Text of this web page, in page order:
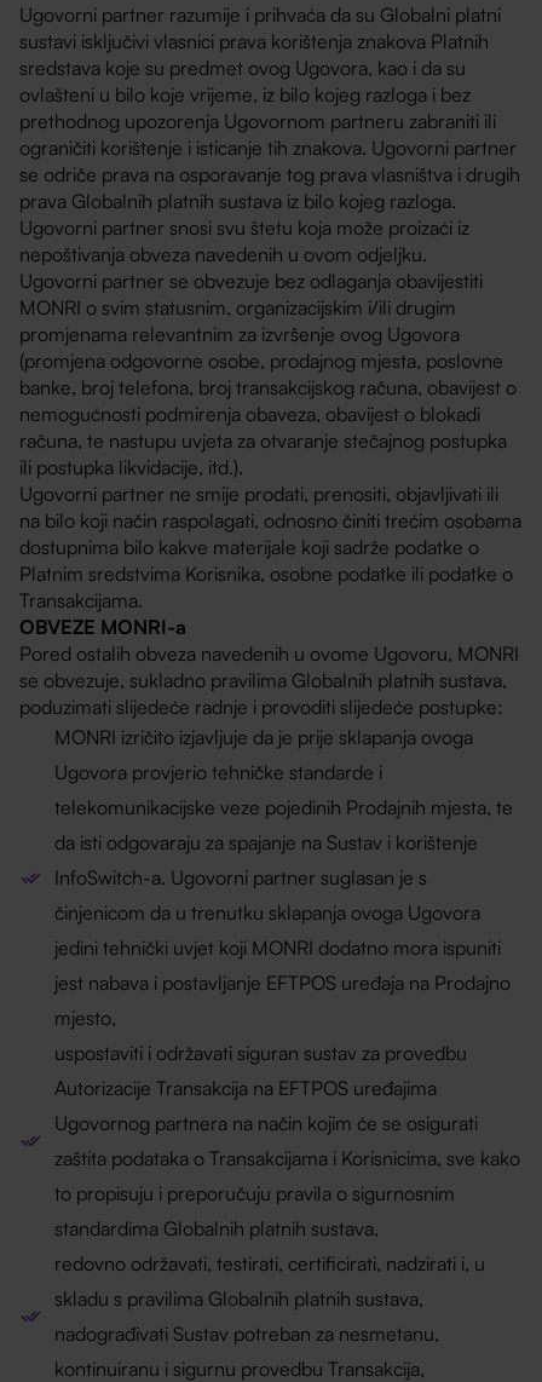
Ugovorni partner razumije i prihvaća da su Globalni platni
sustavi isključivi vlasnici prava korištenja znakova Platnih
sredstava koje su predmet ovog Ugovora, kao i da su
ovlašteni u bilo koje vrijeme, iz bilo kojeg razloga i bez
prethodnog upozorenja Ugovornom partneru zabraniti ili
ograničiti korištenje i isticanje tih znakova. Ugovorni partner
se odriče prava na osporavanje tog prava vlasništva i drugih
prava Globalnih platnih sustava iz bilo kojeg razloga.
Ugovorni partner snosi svu štetu koja može proizaći iz
nepoštivanja obveza navedenih u ovom odjeljku.
Ugovorni partner se obvezuje bez odlaganja obavijestiti
MONRI o svim statusnim, organizacijskim i/ili drugim
promjenama relevantnim za izvršenje ovog Ugovora
(promjena odgovorne osobe, prodajnog mjesta, poslovne
banke, broj telefona, broj transakcijskog računa, obavijest o
nemogućnosti podmirenja obaveza, obavijest o blokadi
računa, te nastupu uvjeta za otvaranje stečajnog postupka
ili postupka likvidacije, itd.).
Ugovorni partner ne smije prodati, prenositi, objavljivati ili
na bilo koji način raspolagati, odnosno činiti trećim osobama
dostupnima bilo kakve materijale koji sadrže podatke o
Platnim sredstvima Korisnika, osobne podatke ili podatke o
Transakcijama.
OBVEZE MONRI-a
Pored ostalih obveza navedenih u ovome Ugovoru, MONRI
se obvezuje, sukladno pravilima Globalnih platnih sustava,
poduzimati slijedeće radnje i provoditi slijedeće postupke:
MONRI izričito izjavljuje da je prije sklapanja ovoga
Ugovora provjerio tehničke standarde i
telekomunikacijske veze pojedinih Prodajnih mjesta, te
da isti odgovaraju za spajanje na Sustav i korištenje
InfoSwitch-a. Ugovorni partner suglasan je s
činjenicom da u trenutku sklapanja ovoga Ugovora
jedini tehnički uvjet koji MONRI dodatno mora ispuniti
jest nabava i postavljanje EFTPOS uređaja na Prodajno
mjesto,
uspostaviti i održavati siguran sustav za provedbu
Autorizacije Transakcija na EFTPOS uređajima
Ugovornog partnera na način kojim će se osigurati
zaštita podataka o Transakcijama i Korisnicima, sve kako
to propisuju i preporučuju pravila o sigurnosnim
standardima Globalnih platnih sustava,
redovno održavati, testirati, certificirati, nadzirati i, u
skladu s pravilima Globalnih platnih sustava,
nadograđivati Sustav potreban za nesmetanu,
kontinuiranu i sigurnu provedbu Transakcija,